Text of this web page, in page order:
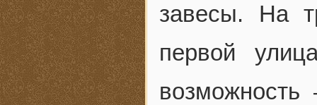
завесы. На
первой